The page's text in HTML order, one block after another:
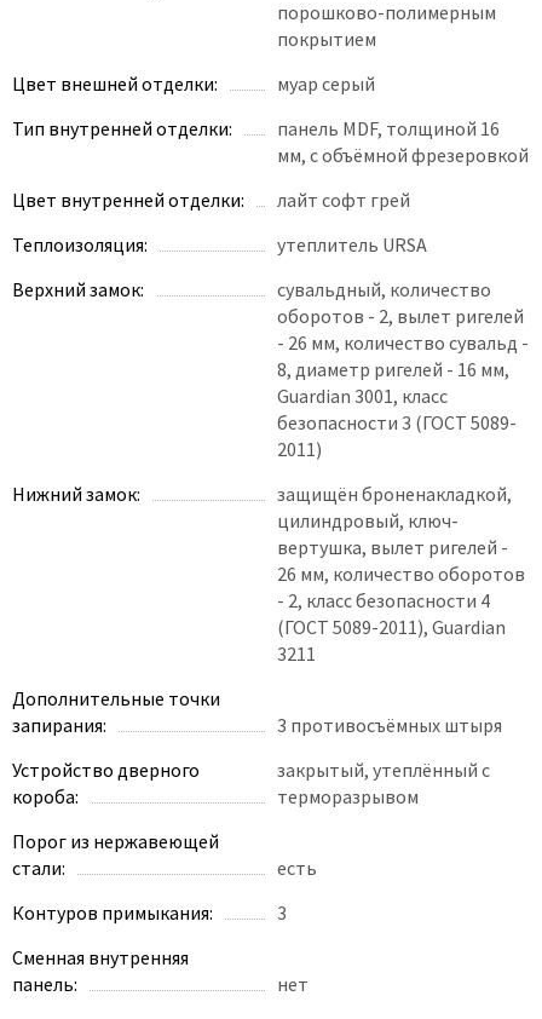
Regidoors
STR
Tupai
Venezia Unique
порошково-полимерным
покрытием
Цвет внешней отделки:
муар серый
Тип внутренней отделки:
панель MDF, толщиной 16
мм, с объёмной фрезеровкой
Цвет внутренней отделки:
лайт софт грей
Теплоизоляция:
утеплитель URSA
Верхний замок:
сувальдный, количество
оборотов - 2, вылет ригелей
- 26 мм, количество сувальд -
8, диаметр ригелей - 16 мм,
Guardian 3001, класс
безопасности 3 (ГОСТ 5089-
2011)
Нижний замок:
защищён броненакладкой,
цилиндровый, ключ-
вертушка, вылет ригелей -
26 мм, количество оборотов
- 2, класс безопасности 4
(ГОСТ 5089-2011), Guardian
3211
Дополнительные точки
запирания:
3 противосъёмных штыря
Устройство дверного
короба:
закрытый, утеплённый с
терморазрывом
Порог из нержавеющей
стали:
есть
Контуров примыкания:
3
Сменная внутренняя
панель:
нет